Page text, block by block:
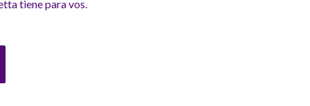
tiene para vos.